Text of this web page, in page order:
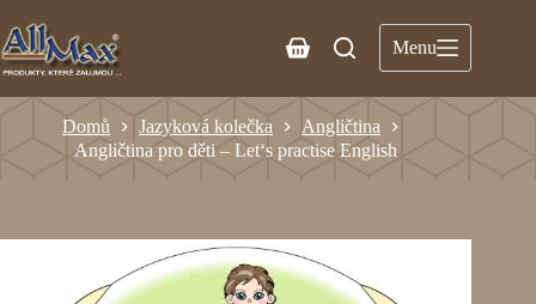
Menu
Domů Jazyková kolečka
Angličtina
Angličtina pro děti – Let‘s practise English